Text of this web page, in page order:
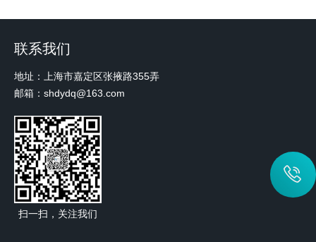
联系我们
地址：上海市嘉定区张掖路355弄
邮箱：shdydq@163.com
扫一扫，关注我们